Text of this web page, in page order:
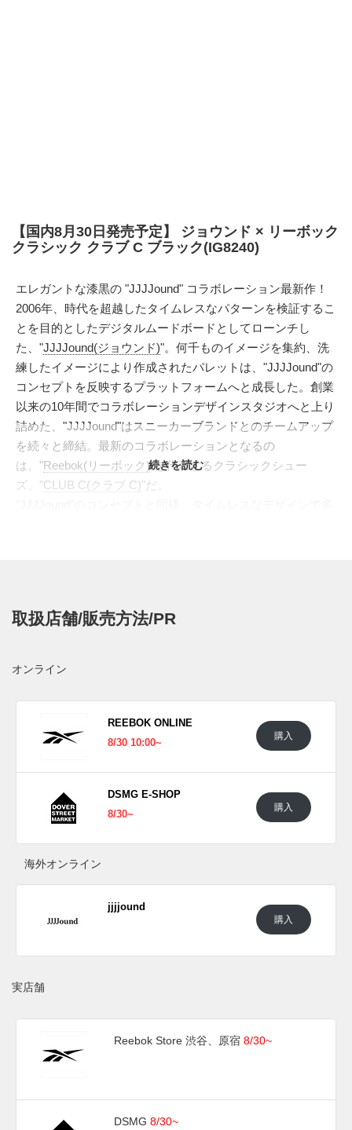
【国内8月30日発売予定】 ジョウンド × リーボック
クラシック クラブ C ブラック(IG8240)
エレガントな漆黒の "JJJJound" コラボレーション最新作！
2006年、時代を超越したタイムレスなパターンを検証するこ
とを目的としたデジタルムードボードとしてローンチし
た、"JJJJound(ジョウンド)"。何千ものイメージを集約、洗
練したイメージにより作成されたパレットは、"JJJJound"の
コンセプトを反映するプラットフォームへと成長した。創業
以来の10年間でコラボレーションデザインスタジオへと上り
詰めた、"JJJJound"はスニーカーブランドとのチームアップ
を続々と締結。最新のコラボレーションとなるの
は、"Reebok(リーボック)"を代表するクラシックシュー
ズ、"CLUB C(クラブ C)"だ。
ている。
UPDATE
日本国内では2023年8月30日に発売予定。価格は23,100円
(税込)。 また新たな情報が入り次第、スニーカーウォーズの
続きを読む
取扱店舗/販売方法/PR
オンライン
REEBOK ONLINE
8/30 10:00~
購入
DSMG E-SHOP
8/30~
購入
海外オンライン
jjjjound
購入
実店舗
Reebok Store 渋谷、原宿 8/30~
DSMG 8/30~